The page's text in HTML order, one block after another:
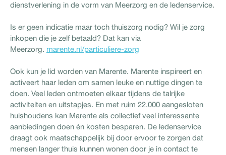
dienstverlening in de vorm van Meerzorg en de ledenservice.
Is er geen indicatie maar toch thuiszorg nodig? Wil je zorg
inkopen die je zelf betaald? Dat kan via
Meerzorg. marente.nl/particuliere-zorg
Ook kun je lid worden van Marente. Marente inspireert en
activeert haar leden om samen leuke en nuttige dingen te
doen. Veel leden ontmoeten elkaar tijdens de talrijke
activiteiten en uitstapjes. En met ruim 22.000 aangesloten
huishoudens kan Marente als collectief veel interessante
aanbiedingen doen én kosten besparen. De ledenservice
draagt ook maatschappelijk bij door ervoor te zorgen dat
mensen langer thuis kunnen wonen door je in contact te